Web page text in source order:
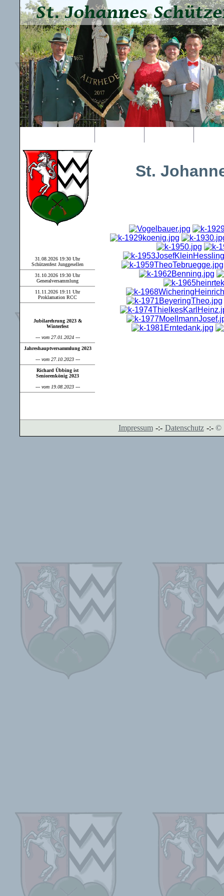
31.08.2026 19:30 Uhr
Schützenfest Junggesellen
31.10.2026 19:30 Uhr
Generalversammlung
11.11.2026 19:11 Uhr
Proklamation RCC
Jubilarehrung 2023 &
Winterfest
--- vom 27.01.2024 ---
Jahreshauptversammlung 2023
--- vom 27.10.2023 ---
Richard Übbing ist
Seniorenkönig 2023
--- vom 19.08.2023 ---
St.
Impressum -:- Datenschutz -:- ©